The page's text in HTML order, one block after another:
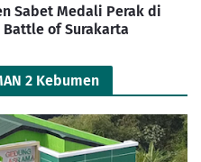
Sabet Medali Perak di
of Surakarta
2 Kebumen